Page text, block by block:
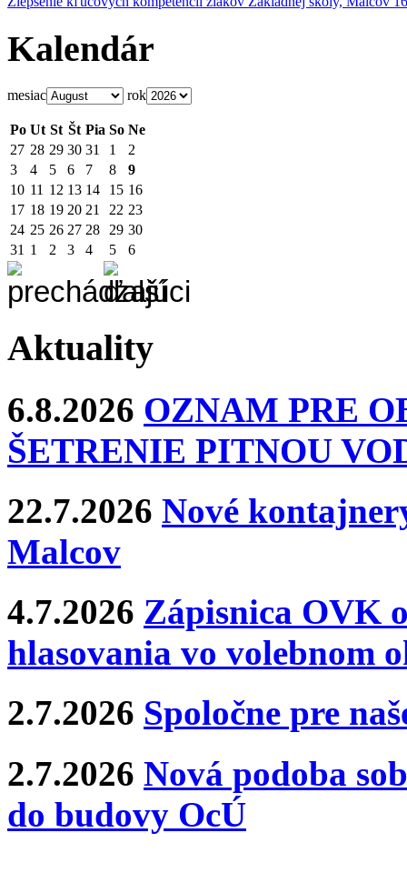
Kalendár
mesiac rok
Po Ut St Št Pia So Ne
27 28 29 30 31 1
2
3
4 5 6 7 8
9
10 11 12 13 14 15 16
17 18 19 20 21 22 23
24 25 26 27 28 29 30
31 1 2 3 4 5 6
Aktuality
6.8.2026 OZNAM PRE
ŠETRENIE PITNOU
22.7.2026 Nové
Malcov
4.7.2026 Zápisnica OVK
hlasovania vo volebnom
2.7.2026 Spoločne pre
2.7.2026 Nová podoba
do budovy OcÚ